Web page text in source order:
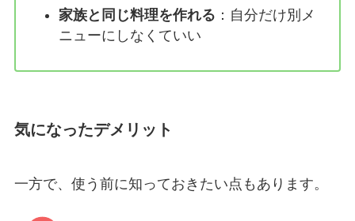
家族と同じ料理を作れる ：自分だけ別メ
ニューにしなくていい
気になったデメリット
一方で、使う前に知っておきたい点もあります。